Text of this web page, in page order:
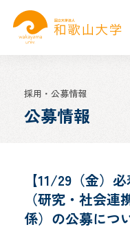
採用・公募情報
公募情報
【11/29（金）
（研究・社会
係）の公募につ